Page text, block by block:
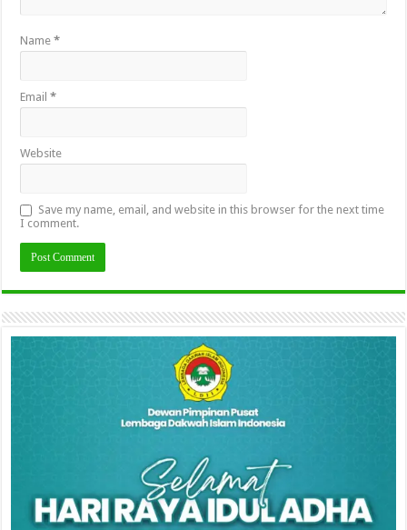
Name*
Email*
Website
Save my name, email, and website in this browser for the next time
I comment.